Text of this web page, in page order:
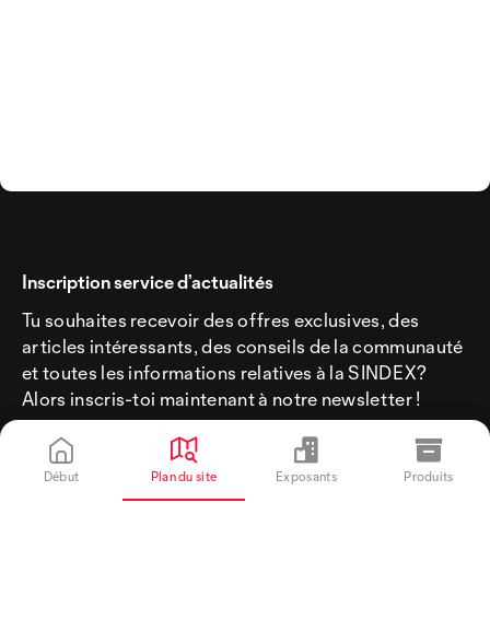
Inscription service d’actualités
Tu souhaites recevoir des offres exclusives, des
articles intéressants, des conseils de la communauté
et toutes les informations relatives à la SINDEX?
Alors inscris-toi maintenant à notre newsletter !
Début Plan du site Exposants Produits